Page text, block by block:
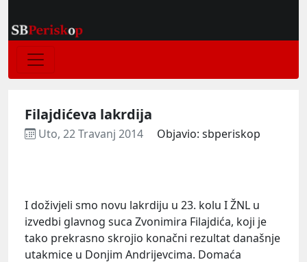
Filajdićeva lakrdija
Uto, 22 Travanj 2014 Objavio: sbperiskop
I doživjeli smo novu lakrdiju u 23. kolu I ŽNL u
izvedbi glavnog suca Zvonimira Filajdića, koji je
tako prekrasno skrojio konačni rezultat današnje
utakmice u Donjim Andrijevcima. Domaća